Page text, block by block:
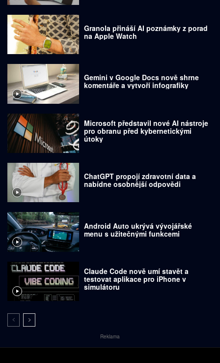
Granola přináší AI poznámky z porad
na Apple Watch
Gemini v Google Docs nově shrne
komentáře a vytvoří infografiky
Microsoft představil nové AI nástroje
pro obranu před kybernetickými
útoky
ChatGPT propojí zdravotní data a
nabídne osobnější odpovědi
Android Auto ukrývá vývojářské
menu s užitečnými funkcemi
Claude Code nově umí stavět a
testovat aplikace pro iPhone v
simulátoru
Reklama